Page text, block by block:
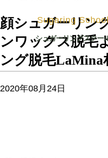
Sugaring
シュガーリングスクー
顔シュガーリン
ンワックス脱毛
ング脱毛
2020年08月24日